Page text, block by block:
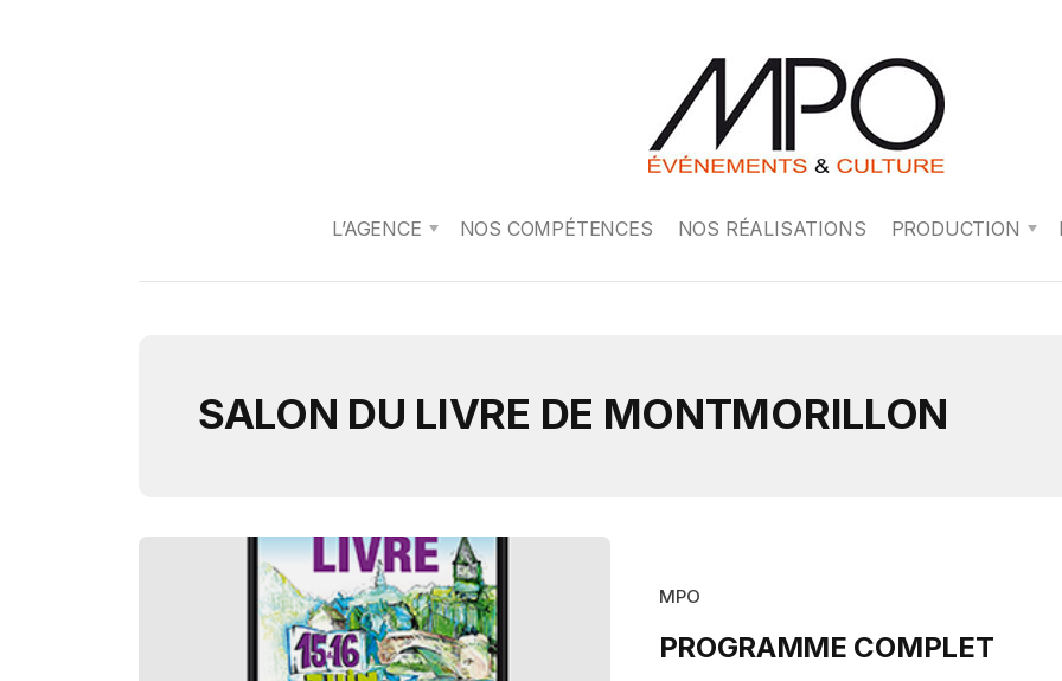
L’AGENCE NOS COMPÉTENCES NOS RÉALISATIONS PRODUCTION
SALON DU LIVRE DE MONTMORILLON
MPO
PROGRAMME COMPLET